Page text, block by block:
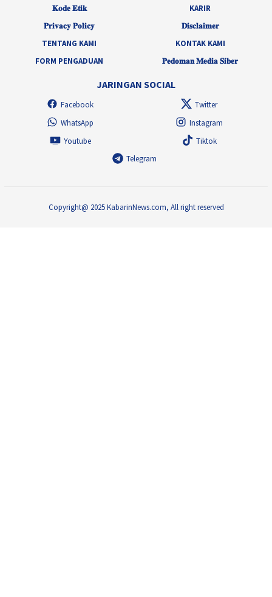
𝐊𝐨𝐝𝐞 𝐄𝐭𝐢𝐤
KARIR
𝐏𝐫𝐢𝐯𝐚𝐜𝐲 𝐏𝐨𝐥𝐢𝐜𝐲
𝐃𝐢𝐬𝐜𝐥𝐚𝐢𝐦𝐞𝐫
TENTANG KAMI
KONTAK KAMI
FORM PENGADUAN
𝐏𝐞𝐝𝐨𝐦𝐚𝐧 𝐌𝐞𝐝𝐢𝐚 𝐒𝐢𝐛𝐞𝐫
JARINGAN SOCIAL
Facebook
Twitter
WhatsApp
Instagram
Youtube
Tiktok
Telegram
Copyright@ 2025 KabarinNews.com, All right reserved